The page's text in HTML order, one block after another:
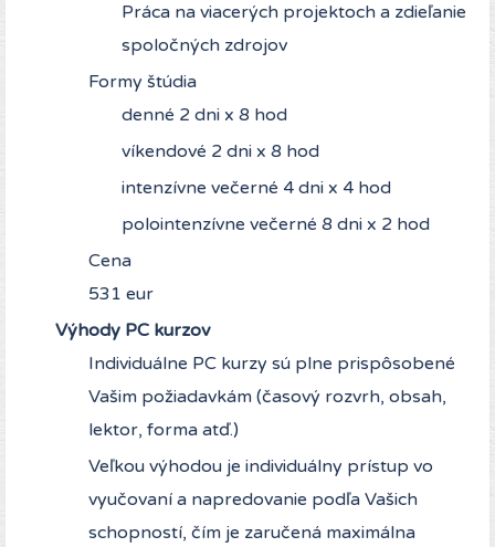
Práca na viacerých projektoch a zdieľanie
spoločných zdrojov
Formy štúdia
denné 2 dni x 8 hod
víkendové 2 dni x 8 hod
intenzívne večerné 4 dni x 4 hod
polointenzívne večerné 8 dni x 2 hod
Cena
531 eur
Výhody PC kurzov
Individuálne PC kurzy sú plne prispôsobené
Vašim požiadavkám (časový rozvrh, obsah,
lektor, forma atď.)
Veľkou výhodou je individuálny prístup vo
vyučovaní a napredovanie podľa Vašich
schopností, čím je zaručená maximálna